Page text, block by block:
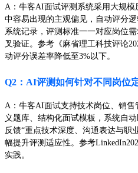
A：牛客AI面试评测系统采用大规
中容易出现的主观偏见，自动评分
系统记录，评测标准一一对应岗位
叉验证。参考《麻省理工科技评论
动评分误差率降低至3%以下。
Q2：AI评测如何针对不同岗位
A：牛客AI面试支持技术岗位、销售
义题库、结构化面试模板，系统自
反馈“重点技术深度、沟通表达与职
幅提升评测适应性。参考
实践。